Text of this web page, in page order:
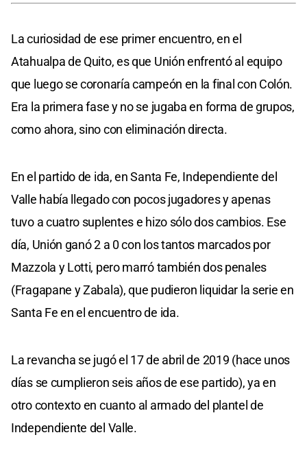
La curiosidad de ese primer encuentro, en el
Atahualpa de Quito, es que Unión enfrentó al equipo
que luego se coronaría campeón en la final con Colón.
Era la primera fase y no se jugaba en forma de grupos,
como ahora, sino con eliminación directa.
En el partido de ida, en Santa Fe, Independiente del
Valle había llegado con pocos jugadores y apenas
tuvo a cuatro suplentes e hizo sólo dos cambios. Ese
día, Unión ganó 2 a 0 con los tantos marcados por
Mazzola y Lotti, pero marró también dos penales
(Fragapane y Zabala), que pudieron liquidar la serie en
Santa Fe en el encuentro de ida.
La revancha se jugó el 17 de abril de 2019 (hace unos
días se cumplieron seis años de ese partido), ya en
otro contexto en cuanto al armado del plantel de
Independiente del Valle.